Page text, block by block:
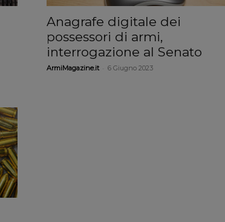
Anagrafe digitale dei
possessori di armi,
interrogazione al Senato
ArmiMagazine.it 6 Giugno 2023